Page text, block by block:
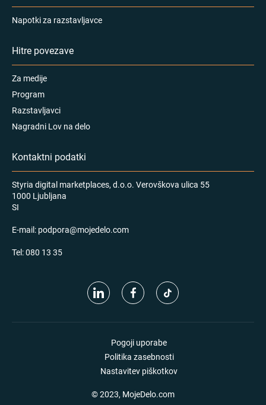
Napotki za razstavljavce
Hitre povezave
Za medije
Program
Razstavljavci
Nagradni Lov na delo
Kontaktni podatki
Styria digital marketplaces, d.o.o. Verovškova ulica 55
1000 Ljubljana
SI
E-mail: podpora@mojedelo.com
Tel:080 13 35
Pogoji uporabe
Politika zasebnosti
Nastavitev piškotkov
© 2023, MojeDelo.com